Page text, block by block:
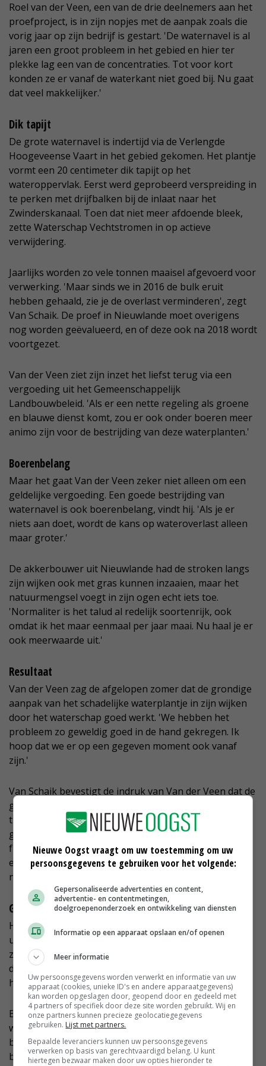
Roel van der Veen, een van de drie deelnemers aan het
proefproject, is in zijn nopjes met de aanpak zoals die
vorig jaar op zijn bedrijf is gestart. 'De waternavel is al
jaren een groot probleem in het gebied en hier ter
plekke lag een van de concentraties. Tot voor kort
konden ze er vanaf de waterkant niet goed bij. Nu gaat
dat veel makkelijker.'
Dik tapijt
De grote waternavel is indertijd via de Verlengde
Hoogeveense Vaart in het gebied gekomen. Het plantje
vormt een 20 centimeter dik tapijt op het
wateroppervlak. Eerst werd geprobeerd verspreiding in
te perken met drijfbalken bij de inlaat naar het
Zwinderskanaal. Toen dat niet meer afdoende bleek,
zette Waterschap Vechtstromen in op actieve
verwijdering.
Jaarlijks worden zo vele tonnen maaisel afgevoerd voor
verwerking. 'Maar sinds we in 2016 de bulk eruit
hebben gehaald, zie je de overlast verminderen', zegt
Van Schaik. De proef in Nieuwlande moet overigens
nog worden geëvalueerd, en of deze ook na 2018 wordt
voortgezet.
Van der Veen ziet zijn inzet het liefst terug via een
vergoeding uit het Gemeenschappelijk
Landbouwbeleid. 'Als er een nette regeling als groene
en blauwe dienst komt, zou er ook onder boeren meer
animo zijn voor de bestrijding van deze waterplanten.'
Boerenbelang
Maar het gaat Van der Veen zeker niet alleen om een
geldelijke vergoeding. Een goede bestrijding van
waternavel is ook boerenbelang, vindt hij. 'Als je er
niets aan doet, wordt de kans op wateroverlast alleen
maar groter.'
De akkerbouwer uit Nieuwlande had de stroken langs
zijn wijken ook met gras kunnen inzaaien, maar het
natuurmengsel voegt in zijn ogen echt iets toe.
'Normaliter is het talud al redelijk soortenrijk, ook
omdat ik het maar eenmaal per jaar maai. Nu haal je er
ook meerwaarde uit.'
Resultaat
Van der Veen zag de afgelopen zomer dat de grondige
aanpak van het schadelijke waterplantje in zijn wijken
door het waterschap goed werkt. 'We hebben het
probleem zo geweldig goed in de hand gekregen. Ik
hoop dat we er op een gegeven moment ook vanaf
zijn.'
Van Schaik bevestigt de indruk van Van der Veen dat de
gecombineerde inzet loont. 'We hebben de afgelopen
tien jaar veel ervaring opgedaan in de bestrijding van
grote waternavel en daaruit blijkt dat alleen een
frequente en systematische aanpak werkt. Het was
eerst verschrikkelijk, maar op veel plekken zie je nu al
niets meer.'
Geheim
Het geheim is volgens de ecoloog dat je de waterplant
uitput. 'Alleen zo kun je het probleem elimineren. Alles
zoveel mogelijk in één keer weghalen en daarna
doorgaan door ook de laatste plantjes handmatig uit
het water te vissen.'
Bij dat laatste is ook een taak voor de bewoners
weggelegd, vindt Van Schaik. Volgens haar is het
belangrijk dat de aanliggende grondgebruikers en
bewoners langs de watergangen hun verantwoording
Nieuwe Oogst vraagt om uw toestemming om uw
persoonsgegevens te gebruiken voor het volgende:
Gepersonaliseerde advertenties en content,
advertentie- en contentmetingen,
doelgroepenonderzoek en ontwikkeling van diensten
Informatie op een apparaat opslaan en/of openen
Meer informatie
Uw persoonsgegevens worden verwerkt en informatie van uw
apparaat (cookies, unieke ID's en andere apparaatgegevens)
kan worden opgeslagen door, geopend door en gedeeld met
4 partners of specifiek door deze site worden gebruikt. Wij en
onze partners kunnen precieze geolocatiegegevens
gebruiken. Lijst met partners.
Bepaalde leveranciers kunnen uw persoonsgegevens
verwerken op basis van gerechtvaardigd belang. U kunt
hiertegen bezwaar maken door uw opties hieronder te